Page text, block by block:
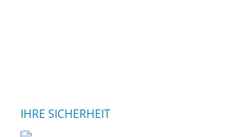
IHRE SICHERHEIT